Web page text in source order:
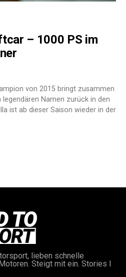
– 1000 PS im
von 2015 bringt zusammen
Namen zurück in den
ist ab dieser Saison wieder in der
lieben schnelle
Steigt mit ein. Stories I